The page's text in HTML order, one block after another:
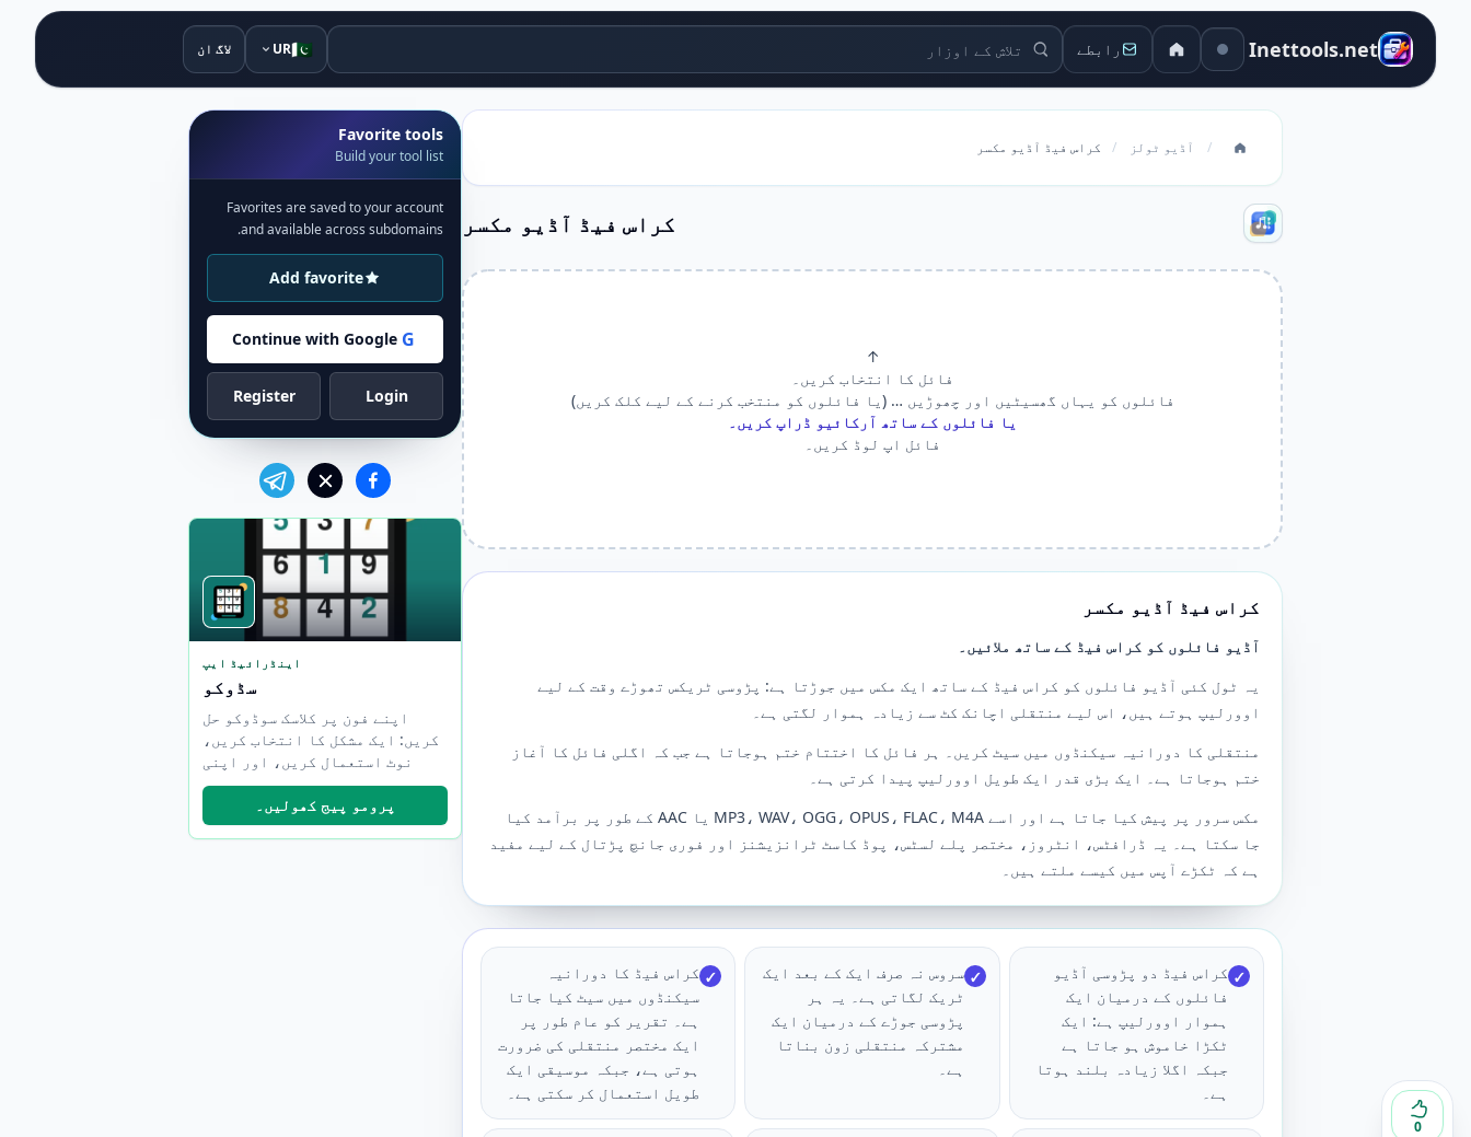
Inettools.net رابطے تلاش کے اوزار 🇵🇰
UR لاگ ان
/ آڈیو ٹولز / کراس فیڈ آڈیو مکسر
کراس فیڈ آڈیو مکسر
0
↑
فائل کا انتخاب کریں۔
فائلوں کو یہاں گھسیٹیں اور چھوڑیں … (یا فائلوں کو منتخب کرنے کے لیے کلک کریں)
یا فائلوں کے ساتھ آرکائیو ڈراپ کریں۔
فائل اپ لوڈ کریں۔
کراس فیڈ آڈیو مکسر
آڈیو فائلوں کو کراس فیڈ کے ساتھ ملائیں۔
یہ ٹول کئی آڈیو فائلوں کو کراس فیڈ کے ساتھ ایک مکس میں جوڑتا ہے: پڑوسی ٹریکس تھوڑے وقت کے لیے
اوورلیپ ہوتے ہیں، اس لیے منتقلی اچانک کٹ سے زیادہ ہموار لگتی ہے۔
منتقلی کا دورانیہ سیکنڈوں میں سیٹ کریں۔ ہر فائل کا اختتام ختم ہوجاتا ہے جب کہ اگلی فائل کا آغاز
ختم ہوجاتا ہے۔ ایک بڑی قدر ایک طویل اوورلیپ پیدا کرتی ہے۔
مکس سرور پر پیش کیا جاتا ہے اور اسے MP3، WAV، OGG، OPUS، FLAC، M4A یا AAC کے طور پر برآمد کیا
جا سکتا ہے۔ یہ ڈرافٹس، انٹروز، مختصر پلے لسٹس، پوڈ کاسٹ ٹرانزیشنز اور فوری جانچ پڑتال کے لیے مفید
ہے کہ ٹکڑے آپس میں کیسے ملتے ہیں۔
✓ کراس فیڈ دو پڑوسی آڈیو
فائلوں کے درمیان ایک
ہموار اوورلیپ ہے: ایک
ٹکڑا خاموش ہو جاتا ہے
جبکہ اگلا زیادہ بلند ہوتا
ہے۔
✓ سروس نہ صرف ایک کے بعد ایک
ٹریک لگاتی ہے۔ یہ ہر
پڑوسی جوڑے کے درمیان ایک
مشترکہ منتقلی زون بناتا
ہے۔
✓ کراس فیڈ کا دورانیہ
سیکنڈوں میں سیٹ کیا جاتا
ہے۔ تقریر کو عام طور پر
ایک مختصر منتقلی کی ضرورت
ہوتی ہے، جبکہ موسیقی ایک
طویل استعمال کر سکتی ہے۔
Favorite tools
Build your tool list
Favorites are saved to your account
and available across subdomains.
Add favorite
G
Continue with Google
Login
Register
اینڈرائیڈ ایپ
سڈوکو
اپنے فون پر کلاسک سوڈوکو حل
کریں: ایک مشکل کا انتخاب کریں،
نوٹ استعمال کریں، اور اپنی
پیشرفت کو ٹریک کریں۔
پرومو پیج کھولیں۔